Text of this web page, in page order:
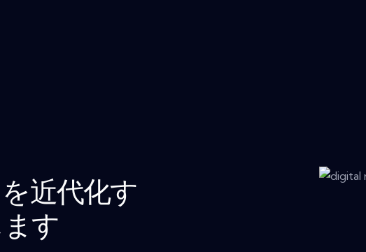
近代化す
す